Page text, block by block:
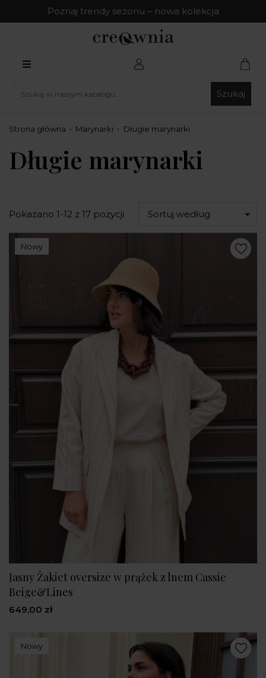
Poznaj trendy sezonu – nowa kolekcja
Szukaj
Strona główna Marynarki Długie marynarki
Długie marynarki
Pokazano 1-12 z 17 pozycji Sortuj według
Nowy
Jasny Żakiet oversize w prążek z lnem Cassie
Beige&Lines
649,00 zł
Nowy